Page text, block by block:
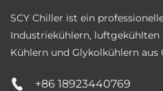
SCY Chiller ist ein
Industriekühlern, luftgekühlten
Kühlern und Glykolkühlern aus
+86 18923440769